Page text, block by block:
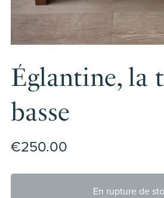
Églantine, la
basse
€250.00
En rupture de